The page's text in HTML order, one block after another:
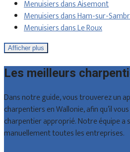
Menuisiers dans Aisemont
Menuisiers dans Ham-sur-
Menuisiers dans Le Roux
Afficher plus
Les meilleurs
Dans notre guide, vous trouverez un
charpentiers en Wallonie, afin qu’il
charpentier approprié. Notre équipe a
manuellement toutes les entreprises.